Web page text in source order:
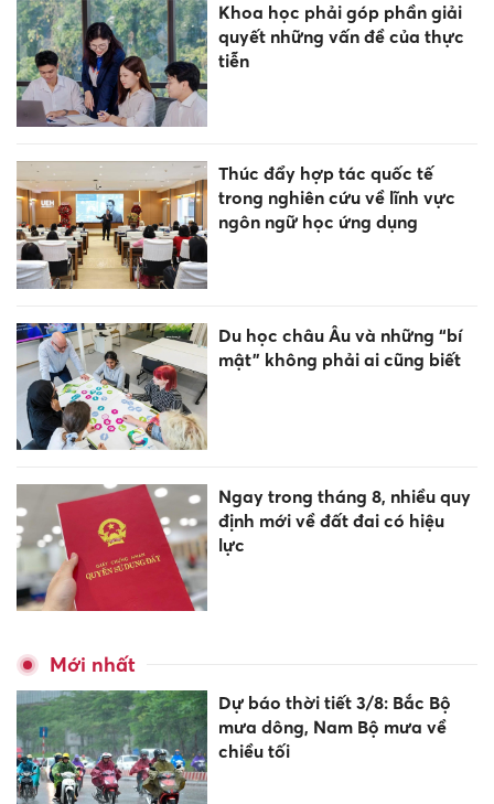
Khoa học phải góp phần giải
quyết những vấn đề của thực
tiễn
Thúc đẩy hợp tác quốc tế
trong nghiên cứu về lĩnh vực
ngôn ngữ học ứng dụng
Du học châu Âu và những “bí
mật” không phải ai cũng biết
Ngay trong tháng 8, nhiều quy
định mới về đất đai có hiệu
lực
Mới nhất
Dự báo thời tiết 3/8: Bắc Bộ
mưa dông, Nam Bộ mưa về
chiều tối